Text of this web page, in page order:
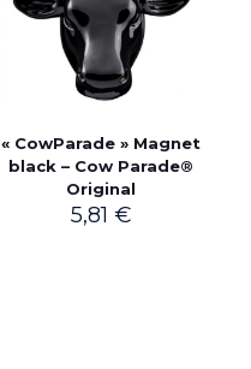
« CowParade » Magnet
black – Cow Parade®
Original
5,81 €